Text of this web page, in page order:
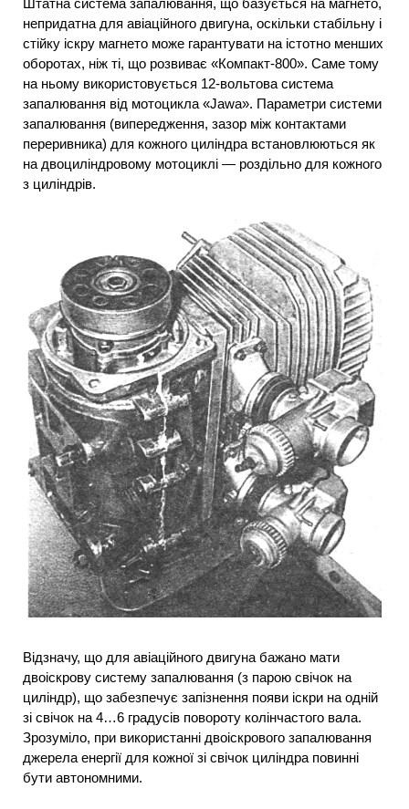
Штатна система запалювання, що базується на магнето,
непридатна для авіаційного двигуна, оскільки стабільну і
стійку іскру магнето може гарантувати на істотно менших
оборотах, ніж ті, що розвиває «Компакт-800». Саме тому
на ньому використовується 12-вольтова система
запалювання від мотоцикла «Jawa». Параметри системи
запалювання (випередження, зазор між контактами
переривника) для кожного циліндра встановлюються як
на двоциліндровому мотоциклі — роздільно для кожного
з циліндрів.
Відзначу, що для авіаційного двигуна бажано мати
двоіскрову систему запалювання (з парою свічок на
циліндр), що забезпечує запізнення появи іскри на одній
зі свічок на 4…6 градусів повороту колінчастого вала.
Зрозуміло, при використанні двоіскрового запалювання
джерела енергії для кожної зі свічок циліндра повинні
бути автономними.